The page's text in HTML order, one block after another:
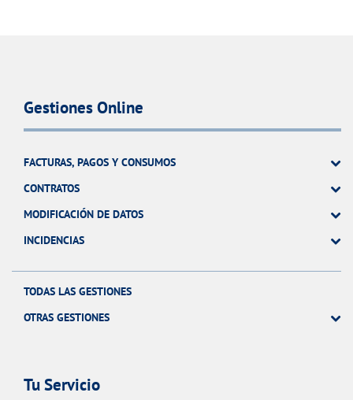
Gestiones Online
FACTURAS, PAGOS Y CONSUMOS
CONTRATOS
MODIFICACIÓN DE DATOS
INCIDENCIAS
TODAS LAS GESTIONES
OTRAS GESTIONES
Tu Servicio